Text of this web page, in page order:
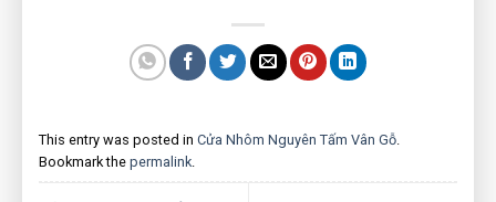
This entry was posted in Cửa Nhôm Nguyên Tấm Vân Gỗ
Bookmark the permalink